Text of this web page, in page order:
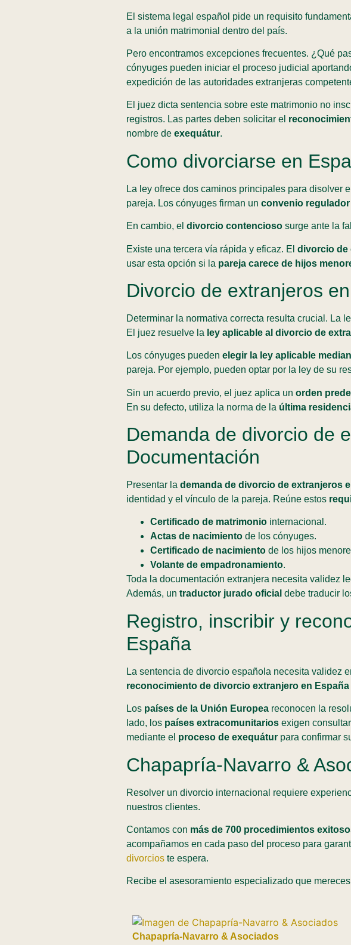
El sistema legal español pide un requisito
a la unión matrimonial dentro del país.
Pero encontramos excepciones frecuentes. ¿Qué
cónyuges pueden iniciar el proceso judicial
expedición de las autoridades extranjeras
El juez dicta sentencia sobre este matrimonio no
registros. Las partes deben solicitar el
nombre de exequátur.
Como divorciarse en
La ley ofrece dos caminos principales para disolver
pareja. Los cónyuges firman un convenio regulador
En cambio, el divorcio contencioso surge ante la
Existe una tercera vía rápida y eficaz. El divorcio de
usar esta opción si la pareja carece de hijos
Divorcio de extranjeros
Determinar la normativa correcta resulta crucial. La
El juez resuelve la ley aplicable al divorcio de
Los cónyuges pueden elegir la ley aplicable
pareja. Por ejemplo, pueden optar por la ley de su
Sin un acuerdo previo, el juez aplica un orden
En su defecto, utiliza la norma de la última
Demanda de divorcio de
Documentación
Presentar la demanda de divorcio de extranjeros
identidad y el vínculo de la pareja. Reúne estos
Certificado de matrimonio internacional.
Actas de nacimiento de los cónyuges.
Certificado de nacimiento de los hijos
Volante de empadronamiento.
Toda la documentación extranjera necesita validez
Además, un traductor jurado oficial debe traducir
Registro, inscribir y
España
La sentencia de divorcio española necesita validez
reconocimiento de divorcio extranjero en España
Los países de la Unión Europea reconocen la
lado, los países extracomunitarios exigen
mediante el proceso de exequátur para confirmar
Chapapría-Navarro &
Resolver un divorcio internacional requiere
nuestros clientes.
Contamos con más de 700 procedimientos
acompañamos en cada paso del proceso para
divorcios te espera.
Recibe el asesoramiento especializado que
Chapapría-Navarro & Asociados